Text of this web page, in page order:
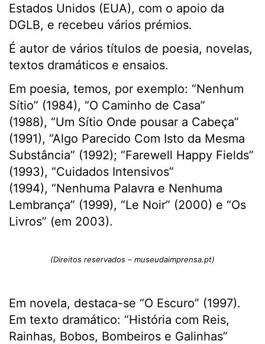
Estados Unidos (EUA), com o apoio da
DGLB, e recebeu vários prémios.
É autor de vários títulos de poesia, novelas,
textos dramáticos e ensaios.
Em poesia, temos, por exemplo: “Nenhum
Sítio” (1984), “O Caminho de Casa”
(1988), “Um Sítio Onde pousar a Cabeça”
(1991), “Algo Parecido Com Isto da Mesma
Substância” (1992); “Farewell Happy Fields”
(1993), “Cuidados Intensivos”
(1994), “Nenhuma Palavra e Nenhuma
Lembrança” (1999), “Le Noir” (2000) e “Os
Livros” (em 2003).
(Direitos reservados – museudaimprensa.pt)
Em novela, destaca-se “O Escuro” (1997).
Em texto dramático: “História com Reis,
Rainhas, Bobos, Bombeiros e Galinhas”